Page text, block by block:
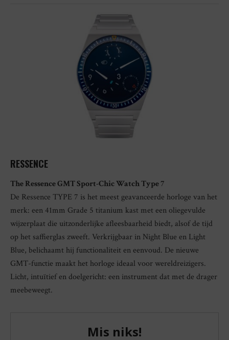
RESSENCE
The Ressence GMT Sport-Chic Watch Type 7
De Ressence TYPE 7 is het meest geavanceerde horloge van het
merk: een 41mm Grade 5 titanium kast met een oliegevulde
wijzerplaat die uitzonderlijke afleesbaarheid biedt, alsof de tijd
op het saffierglas zweeft. Verkrijgbaar in Night Blue en Light
Blue, belichaamt hij functionaliteit en eenvoud. De nieuwe
GMT-functie maakt het horloge ideaal voor wereldreizigers.
Licht, intuïtief en doelgericht: een instrument dat met de drager
meebeweegt.